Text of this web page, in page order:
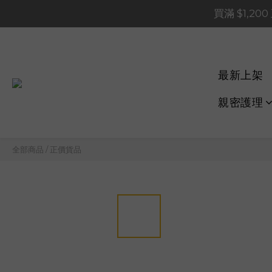
買滿
買滿
📢 系統維護通知 –
買滿
最新上架
親密護理
全部商品 / 正價貨品